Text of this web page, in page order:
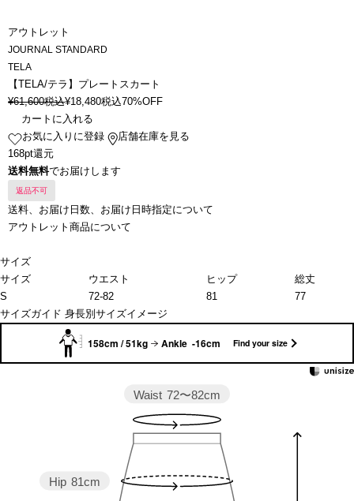
アウトレット
JOURNAL STANDARD
TELA
【TELA/テラ】プレートスカート
¥61,600税込¥18,480税込70%OFF
カートに入れる
お気に入りに登録
店舗在庫を見る
168pt還元
送料無料でお届けします
返品不可
送料、お届け日数、お届け日時指定について
アウトレット商品について
サイズ
サイズ
ウエスト ヒップ
総丈
S
72-82 81
77
サイズガイド 身長別サイズイメージ
158cm / 51kg Ankle -16cm Find your size
Hip 81cm
Waist 72〜82cm